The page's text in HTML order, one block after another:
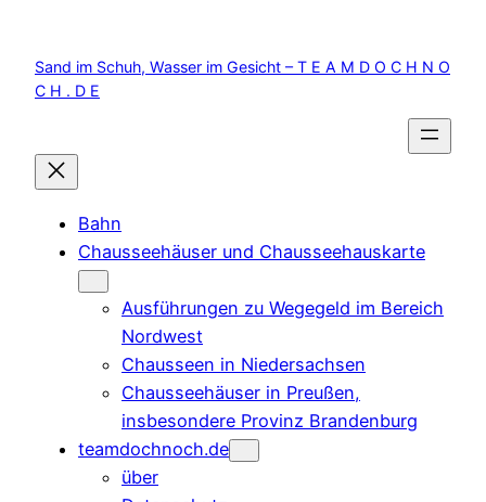
springen
Sand im Schuh, Wasser im Gesicht – T E A M D O C H N O
C H . D E
Bahn
Chausseehäuser und Chausseehauskarte
Ausführungen zu Wegegeld im Bereich
Nordwest
Chausseen in Niedersachsen
Chausseehäuser in Preußen,
insbesondere Provinz Brandenburg
teamdochnoch.de
über